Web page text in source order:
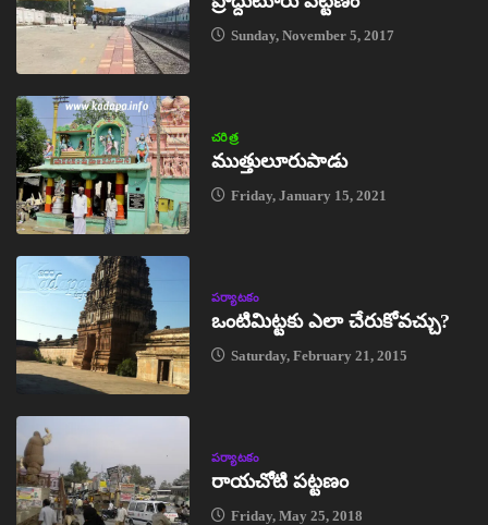
Sunday, November 5, 2017
చరిత్ర
ముత్తులూరుపాడు
Friday, January 15, 2021
పర్యాటకం
ఒంటిమిట్టకు ఎలా చేరుకోవచ్చు?
Saturday, February 21, 2015
పర్యాటకం
రాయచోటి పట్టణం
Friday, May 25, 2018